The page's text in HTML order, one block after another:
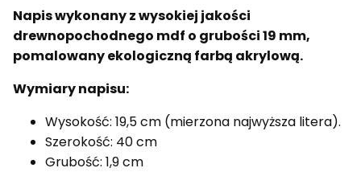
Napis wykonany z wysokiej jakości
drewnopochodnego mdf o grubości 19 mm,
pomalowany ekologiczną farbą akrylową.
Wymiary napisu:
Wysokość: 19,5 cm (mierzona najwyższa litera).
Szerokość: 40 cm
Grubość: 1,9 cm